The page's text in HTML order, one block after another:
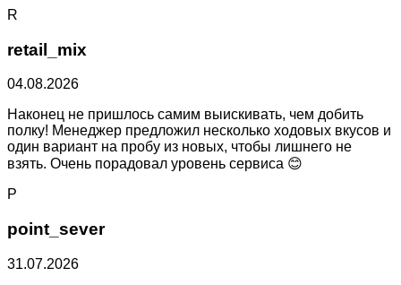
R
retail_mix
04.08.2026
Наконец не пришлось самим выискивать, чем добить
полку! Менеджер предложил несколько ходовых вкусов и
один вариант на пробу из новых, чтобы лишнего не
взять. Очень порадовал уровень сервиса 😊
P
point_sever
31.07.2026